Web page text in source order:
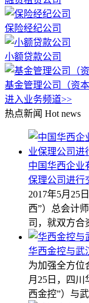
保险经纪公司
小额贷款公司
基金管理公司（资本
进入业务频道>>
热点新闻 Hot news
中国华西企业
保理公司进行
2017年5月25
西”）总会计
司，就双方合
华西金控与武
为加强全方位
月25日，四
西金控”）与